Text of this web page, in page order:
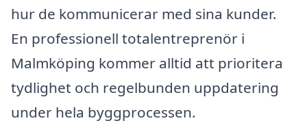
hur de kommunicerar med sina kunder.
En professionell totalentreprenör i
Malmköping kommer alltid att prioritera
tydlighet och regelbunden uppdatering
under hela byggprocessen.